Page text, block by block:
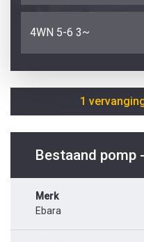
4WN 5-6 3~
1
Bestaand pomp
Merk
Ebara